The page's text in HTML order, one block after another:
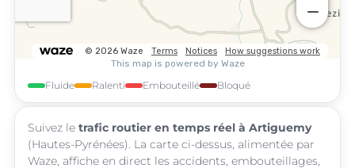
Fluide Ralenti Embouteillé Bloqué
Suivez le trafic routier en temps réel à Artiguemy
(Hautes-Pyrénées). La carte ci-dessus, alimentée par
Waze, affiche en direct les accidents, embouteillages,